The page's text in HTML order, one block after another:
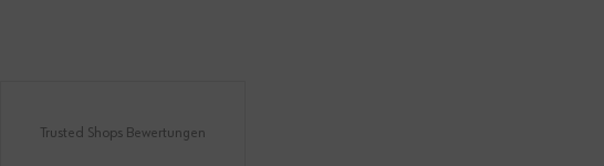
Trusted Shops Bewertungen